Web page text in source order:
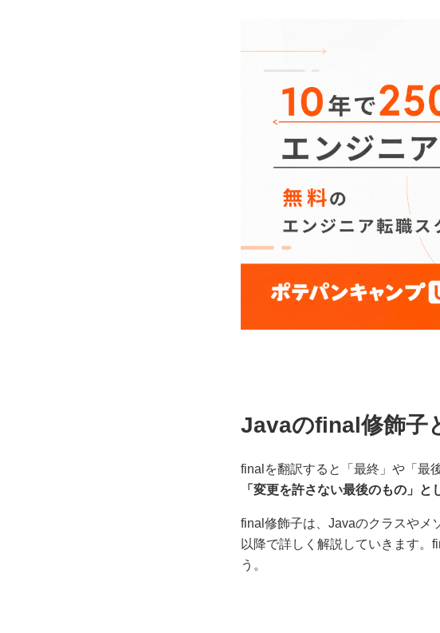
Javaのfinal修飾子
finalを翻訳すると「最終」や「最
「変更を許さない最後のもの」
final修飾子は、Javaのクラスやメ
以降で詳しく解説していきます。
う。